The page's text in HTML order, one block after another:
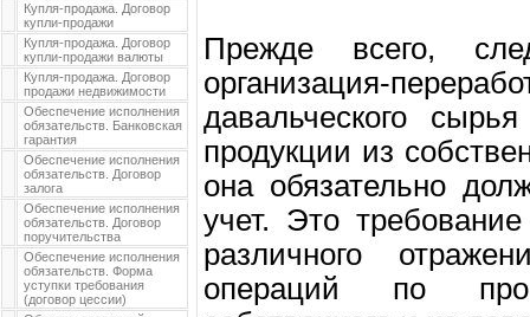
Купля-продажа. Договор
купли-продажи
Купля-продажа. Договор
купли-продажи валюты
Купля-продажа. Договор
продажи недвижимости
Обеспечение исполнения
обязательств. Банковская
гарантия
Обеспечение исполнения
обязательств. Договор
залога
Обеспечение исполнения
обязательств. Договор
поручительства
Обеспечение исполнения
обязательств. Форма
уступки требования
(договор цессии)
Прежде всего,
организация-
давальческого
продукции из
она обязательно
учет. Это
различного
операций по